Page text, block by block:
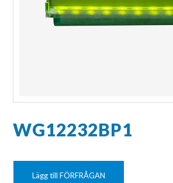
WG12232BP1
Lägg till FÖRFRÅGAN